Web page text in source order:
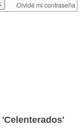
'Celenterados'
Olvidé mi contraseña